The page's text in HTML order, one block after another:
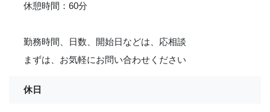
休憩時間：60分
勤務時間、日数、開始日などは、応相談
まずは、お気軽にお問い合わせください
休日